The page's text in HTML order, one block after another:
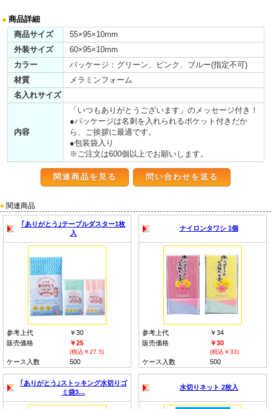
● 商品詳細
商品サイズ
55×95×10mm
外装サイズ
60×95×10mm
カラー
パッケージ：グリーン、ピンク、ブルー(指定不可)
材質
メラミンフォーム
名入れサイズ
内容
「いつもありがとうございます」のメッセージ付き！
●パッケージは名刺を入れられるポケット付きだか
ら、ご挨拶に最適です。
●包装袋入り
※ご注文は600個以上でお願いします。
関連商品を見る
● 関連商品
｢ありがとう｣テーブルダスター1枚
入
参考上代
￥30
販売価格
￥25
(税込￥27.5)
ケース入数 500
ナイロンタワシ 1個
参考上代
￥34
販売価格
￥30
(税込￥33)
ケース入数 500
｢ありがとう｣ストッキング水切りゴ
ミ袋3…
水切りネット 2枚入